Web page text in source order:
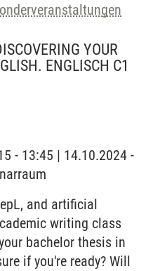
YOUR
ENGLISCH C1
- 13:45 | 14.10.2024 -
and artificial
writing class
bachelor thesis in
if you're ready? Will